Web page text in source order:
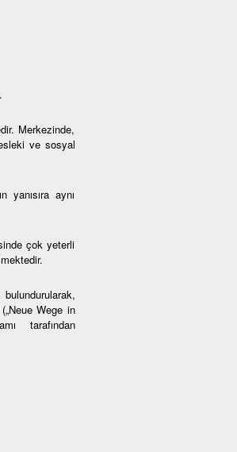
Merkezinde,
ve sosyal
yanısıra aynı
çok yeterli
Wege in
tarafından